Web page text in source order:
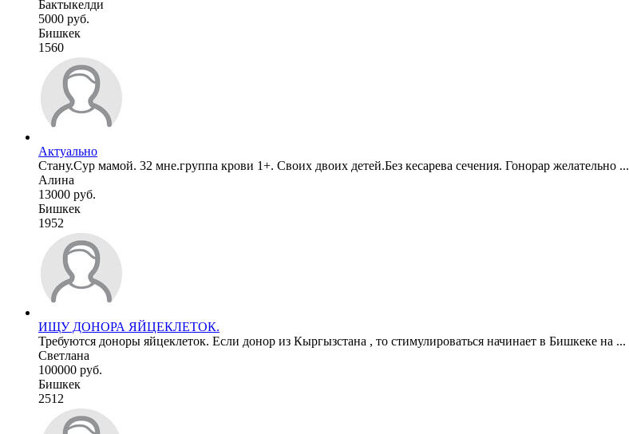
Бактыкелди
5000 руб.
Бишкек
1560
Актуально
Стану.Сур мамой. 32 мне.группа крови 1+. Своих двоих детей.Без кесарева сечения. Гонорар желательно ...
Алина
13000 руб.
Бишкек
1952
ИЩУ ДОНОРА ЯЙЦЕКЛЕТОК.
Требуются доноры яйцеклеток. Если донор из Кыргызстана , то стимулироваться начинает в Бишкеке на ...
Светлана
100000 руб.
Бишкек
2512